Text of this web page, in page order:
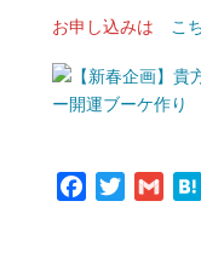
お申し込みは こ
Facebook
Twitter